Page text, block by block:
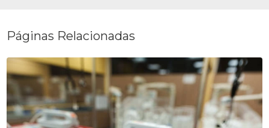
Páginas Relacionadas